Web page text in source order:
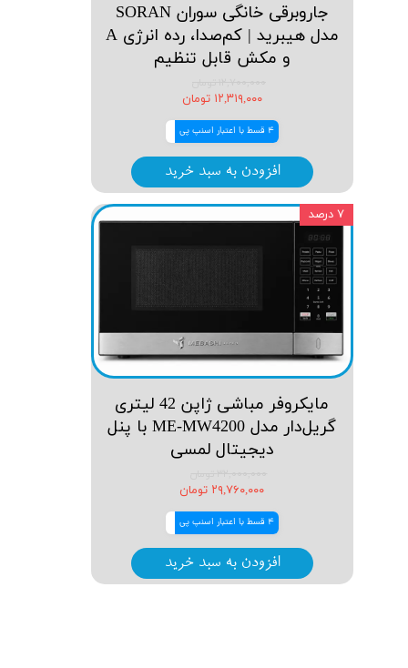
جاروبرقی خانگی سوران SORAN
مدل هیبرید | کم‌صدا، رده انرژی A
و مکش قابل تنظیم
۱۲,۳۱۹,۰۰۰ تومان
4 قسط با اعتبار اسنپ پی
افزودن به سبد خرید
مایکروفر مباشی ژاپن 42 لیتری
گریل‌دار مدل ME-MW4200 با پنل
دیجیتال لمسی
۲۹,۷۶۰,۰۰۰ تومان
4 قسط با اعتبار اسنپ پی
افزودن به سبد خرید
۷ درصد